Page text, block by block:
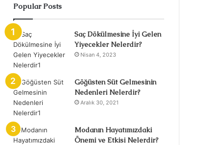
Popular Posts
Saç Dökülmesine İyi Gelen
Yiyecekler Nelerdir?
Nisan 4, 2023
Göğüsten Süt Gelmesinin
Nedenleri Nelerdir?
Aralık 30, 2021
Modanın Hayatımızdaki
Önemi ve Etkisi Nelerdir?